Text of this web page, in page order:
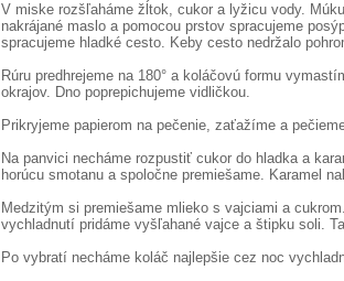
V miske rozšľaháme žĺtok, cukor a lyžicu vody.
nakrájané maslo a pomocou prstov spracujeme
spracujeme hladké cesto. Keby cesto nedržalo
Rúru predhrejeme na 180° a koláčovú formu
okrajov. Dno poprepichujeme vidličkou.
Prikryjeme papierom na pečenie, zaťažíme a
Na panvici necháme rozpustiť cukor do hladka a
horúcu smotanu a spoločne premiešame. Karamel
Medzitým si premiešame mlieko s vajciami a
vychladnutí pridáme vyšľahané vajce a štipku soli.
Po vybratí necháme koláč najlepšie cez noc